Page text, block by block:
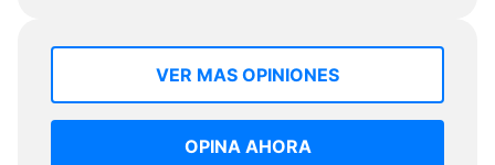
VER MAS OPINIONES
OPINA AHORA